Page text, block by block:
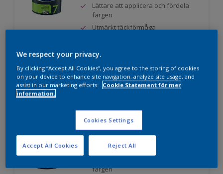
Lättare att applicera och fördela
färgen
Utmärkt täckförmåga
Jämföra
Nordsjö Professional 10
Jämnare och finare finish, även i
mörka kulörer
färgen
We respect your privacy.
By clicking “Accept All Cookies”, you agree to the storing of cookies
on your device to enhance site navigation, analyze site usage, and
assist in our marketing efforts.
Cookie Statement för mer
information.
Cookies Settings
Reject All
Accept All Cookies